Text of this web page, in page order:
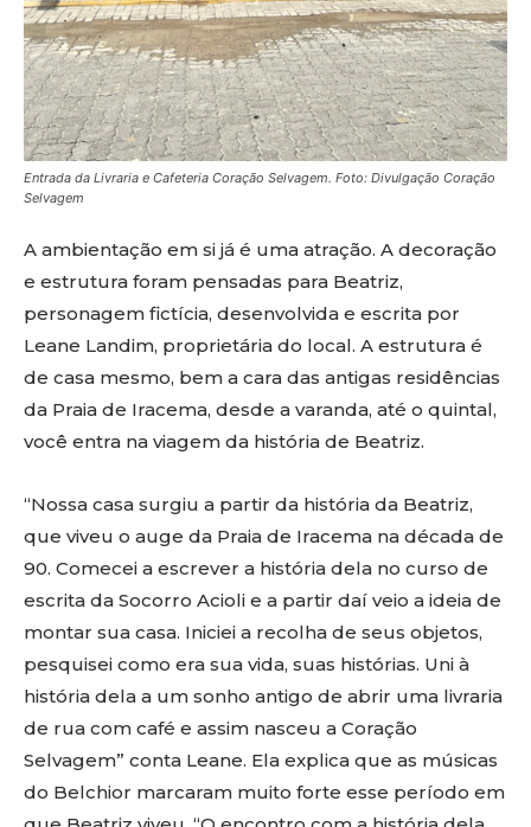
Entrada da Livraria e Cafeteria Coração Selvagem. Foto: Divulgação Coração
Selvagem
A ambientação em si já é uma atração. A decoração
e estrutura foram pensadas para Beatriz,
personagem fictícia, desenvolvida e escrita por
Leane Landim, proprietária do local. A estrutura é
de casa mesmo, bem a cara das antigas residências
da Praia de Iracema, desde a varanda, até o quintal,
você entra na viagem da história de Beatriz.
“Nossa casa surgiu a partir da história da Beatriz,
que viveu o auge da Praia de Iracema na década de
90. Comecei a escrever a história dela no curso de
escrita da Socorro Acioli e a partir daí veio a ideia de
montar sua casa. Iniciei a recolha de seus objetos,
pesquisei como era sua vida, suas histórias. Uni à
história dela a um sonho antigo de abrir uma livraria
de rua com café e assim nasceu a Coração
Selvagem” conta Leane. Ela explica que as músicas
do Belchior marcaram muito forte esse período em